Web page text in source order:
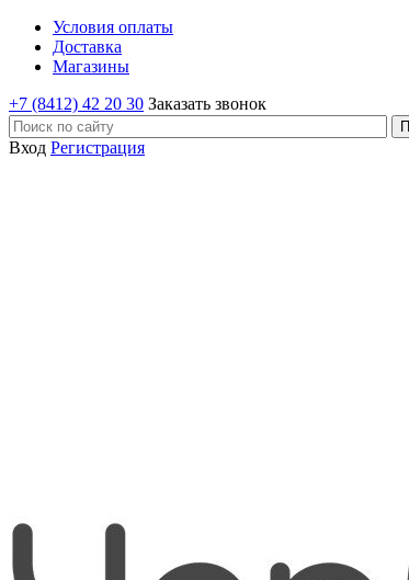
Условия оплаты
Доставка
Магазины
+7 (8412) 42 20 30 Заказать звонок
Вход Регистрация